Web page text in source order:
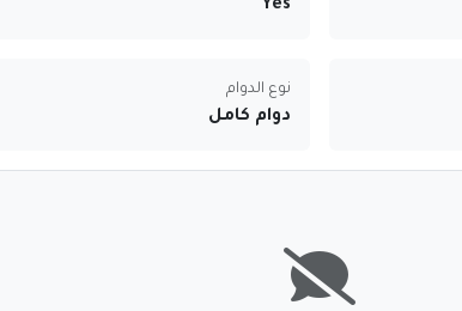
Yes
نوع الدوام
دوام كامل